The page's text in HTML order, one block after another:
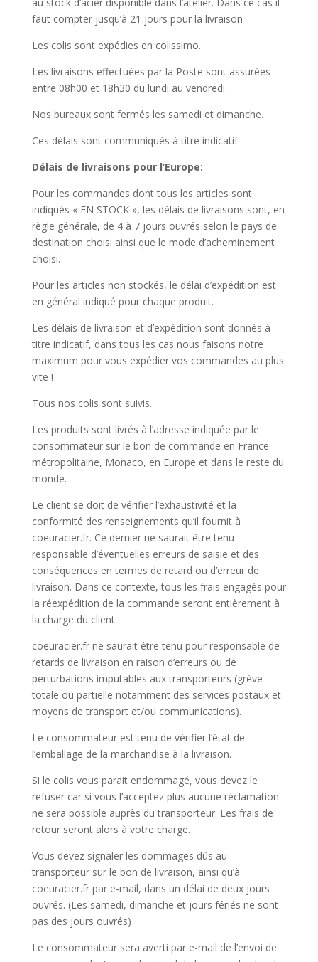
faut compter jusqu’à 21 jours pour la livraison
Les colis sont expédies en colissimo.
Les livraisons effectuées par la Poste sont assurées
entre 08h00 et 18h30 du lundi au vendredi.
Nos bureaux sont fermés les samedi et dimanche.
Ces délais sont communiqués à titre indicatif
Délais de livraisons pour l’Europe:
Pour les commandes dont tous les articles sont
indiqués « EN STOCK », les délais de livraisons sont, en
règle générale, de 4 à 7 jours ouvrés selon le pays de
destination choisi ainsi que le mode d’acheminement
choisi.
Pour les articles non stockés, le délai d’expédition est
en général indiqué pour chaque produit.
Les délais de livraison et d’expédition sont donnés à
titre indicatif, dans tous les cas nous faisons notre
maximum pour vous expédier vos commandes au plus
vite !
Tous nos colis sont suivis.
Les produits sont livrés à l’adresse indiquée par le
consommateur sur le bon de commande en France
métropolitaine, Monaco, en Europe et dans le reste du
monde.
Le client se doit de vérifier l’exhaustivité et la
conformité des renseignements qu’il fournit à
coeuracier.fr. Ce dernier ne saurait être tenu
responsable d’éventuelles erreurs de saisie et des
conséquences en termes de retard ou d’erreur de
livraison. Dans ce contexte, tous les frais engagés pour
la réexpédition de la commande seront entièrement à
la charge du client.
coeuracier.fr ne saurait être tenu pour responsable de
retards de livraison en raison d’erreurs ou de
perturbations imputables aux transporteurs (grève
totale ou partielle notamment des services postaux et
moyens de transport et/ou communications).
Le consommateur est tenu de vérifier l’état de
l’emballage de la marchandise à la livraison.
Si le colis vous parait endommagé, vous devez le
refuser car si vous l’acceptez plus aucune réclamation
ne sera possible auprès du transporteur. Les frais de
retour seront alors à votre charge.
Vous devez signaler les dommages dûs au
transporteur sur le bon de livraison, ainsi qu’à
coeuracier.fr par e-mail, dans un délai de deux jours
ouvrés. (Les samedi, dimanche et jours fériés ne sont
pas des jours ouvrés)
Le consommateur sera averti par e-mail de l’envoi de